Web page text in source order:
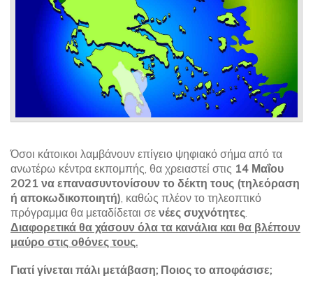
Όσοι κάτοικοι λαμβάνουν επίγειο ψηφιακό σήμα από τα
ανωτέρω κέντρα εκπομπής, θα χρειαστεί στις 14 Μαΐου
2021 να επανασυντονίσουν το δέκτη τους (τηλεόραση
ή αποκωδικοποιητή) , καθώς πλέον το τηλεοπτικό
πρόγραμμα θα μεταδίδεται σε νέες συχνότητες
Διαφορετικά θα χάσουν όλα τα κανάλια και θα βλέπουν
μαύρο στις οθόνες τους.
Γιατί γίνεται πάλι μετάβαση; Ποιος το αποφάσισε;